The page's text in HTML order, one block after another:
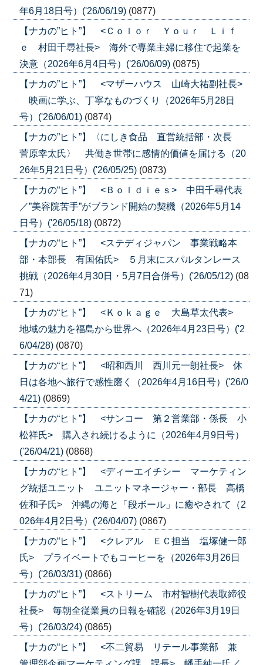
年6月18日号）('26/06/19) (0877)
【ナカの”ヒト”】 <Ｃｏｌｏｒ Ｙｏｕｒ Ｌｉｆ
ｅ 村田千尋社長> 海外で専業主婦に移住で起業を
決意（2026年6月4日号）('26/06/09) (0875)
【ナカの”ヒト”】 <マザーハウス 山崎大祐副社長>
映画に学ぶ、丁寧なものづくり（2026年5月28日
号）('26/06/01) (0874)
【ナカの”ヒト”】〈にしき食品 直営統括部・次長
菅原幸太氏〉 共働き世帯に感情的価値を届ける（20
26年5月21日号）('26/05/25) (0873)
【ナカの“ヒト”】 <Ｂｏｌｄｉｅｓ> 中田千尋代表
／”美容院苦手”がブランド開始の契機（2026年5月14
日号）('26/05/18) (0872)
【ナカの“ヒト”】 <ステディジャパン 事業戦略本
部・本部長 有国佑氏> ５月末にスパルタンレース
挑戦（2026年4月30日・5月7日合併号）('26/05/12) (08
71)
【ナカの“ヒト”】 <Ｋｏｋａｇｅ 大島草太代表>
地域の魅力を福島から世界へ（2026年4月23日号）('2
6/04/28) (0870)
【ナカの“ヒト”】 <昭和西川 西川元一朗社長> 休
日は各地へ旅行で感性磨く（2026年4月16日号）('26/0
4/21) (0869)
【ナカの“ヒト”】 <サンコー 第２営業部・係長 小
松祥氏> 購入され続けるように（2026年4月9日号）
('26/04/21) (0868)
【ナカの“ヒト”】 <ディーエイチシー マーケティン
グ統括ユニット ユニットマネージャー・部長 高橋
佐和子氏> 沖縄の海と「段ボール」に癒やされて（2
026年4月2日号）('26/04/07) (0867)
【ナカの“ヒト”】 <クレアル ＥＣ担当 塩塚健一郎
氏> プライベートでもコーヒーを（2026年3月26日
号）('26/03/31) (0866)
【ナカの“ヒト”】 <ストリーム 市村智樹代表取締役
社長> 毎朝全従業員の日報を確認（2026年3月19日
号）('26/03/24) (0865)
【ナカの“ヒト”】 <不二貿易 リテール事業部 兼